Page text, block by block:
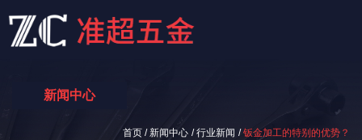
新闻中心
首页 /新闻中心 /行业新闻 /钣金加工的特别的优势？